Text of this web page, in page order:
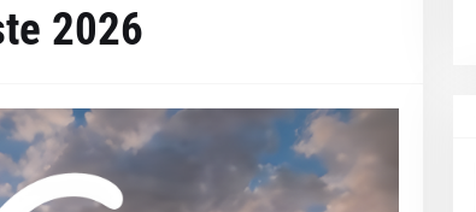
2026